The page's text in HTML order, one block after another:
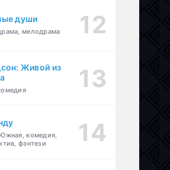
души
мелодрама
Живой из
комедия,
фэнтези